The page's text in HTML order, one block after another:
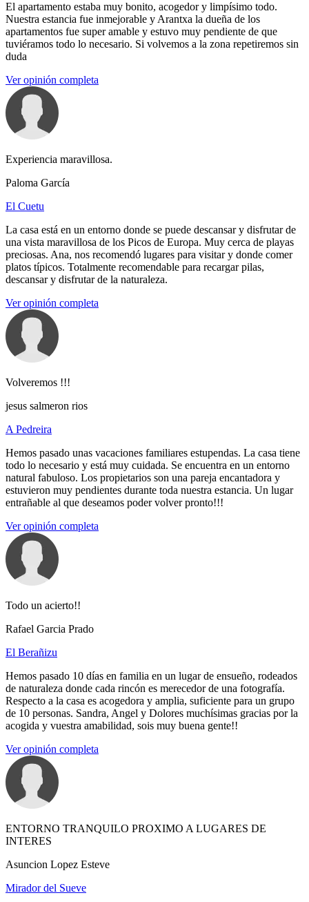
El apartamento estaba muy bonito, acogedor y limpísimo todo.
Nuestra estancia fue inmejorable y Arantxa la dueña de los
apartamentos fue super amable y estuvo muy pendiente de que
tuviéramos todo lo necesario. Si volvemos a la zona repetiremos sin
duda
Ver opinión completa
Experiencia maravillosa.
Paloma García
El Cuetu
La casa está en un entorno donde se puede descansar y disfrutar de
una vista maravillosa de los Picos de Europa. Muy cerca de playas
preciosas. Ana, nos recomendó lugares para visitar y donde comer
platos típicos. Totalmente recomendable para recargar pilas,
descansar y disfrutar de la naturaleza.
Ver opinión completa
Volveremos !!!
jesus salmeron rios
A Pedreira
Hemos pasado unas vacaciones familiares estupendas. La casa tiene
todo lo necesario y está muy cuidada. Se encuentra en un entorno
natural fabuloso. Los propietarios son una pareja encantadora y
estuvieron muy pendientes durante toda nuestra estancia. Un lugar
entrañable al que deseamos poder volver pronto!!!
Ver opinión completa
Todo un acierto!!
Rafael Garcia Prado
El Berañizu
Hemos pasado 10 días en familia en un lugar de ensueño, rodeados
de naturaleza donde cada rincón es merecedor de una fotografía.
Respecto a la casa es acogedora y amplia, suficiente para un grupo
de 10 personas. Sandra, Angel y Dolores muchísimas gracias por la
acogida y vuestra amabilidad, sois muy buena gente!!
Ver opinión completa
ENTORNO TRANQUILO PROXIMO A LUGARES DE
INTERES
Asuncion Lopez Esteve
Mirador del Sueve